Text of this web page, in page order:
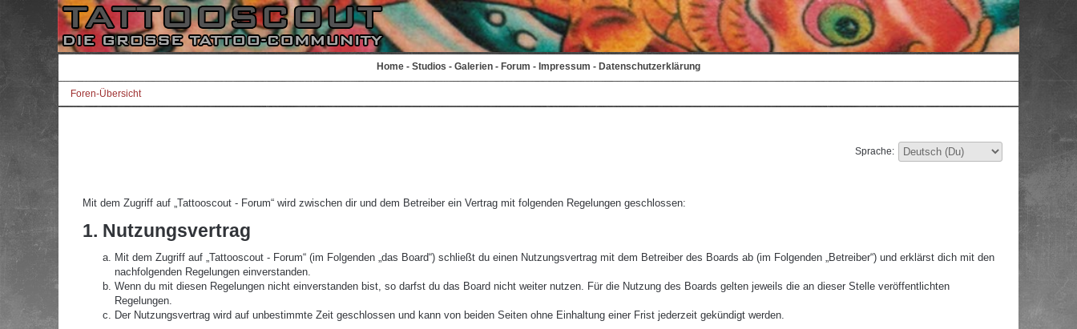
Home - Studios - Galerien - Forum - Impressum - Datenschutzerklärung
Foren-Übersicht
Sprache:
Mit dem Zugriff auf „Tattooscout - Forum“ wird zwischen dir und dem Betreiber ein Vertrag mit folgenden Regelungen geschlossen:
1. Nutzungsvertrag
Mit dem Zugriff auf „Tattooscout - Forum“ (im Folgenden „das Board“) schließt du einen Nutzungsvertrag mit dem Betreiber des Boards ab (im Folgenden „Betreiber“) und erklärst dich mit den
nachfolgenden Regelungen einverstanden.
Wenn du mit diesen Regelungen nicht einverstanden bist, so darfst du das Board nicht weiter nutzen. Für die Nutzung des Boards gelten jeweils die an dieser Stelle veröffentlichten
Regelungen.
Der Nutzungsvertrag wird auf unbestimmte Zeit geschlossen und kann von beiden Seiten ohne Einhaltung einer Frist jederzeit gekündigt werden.